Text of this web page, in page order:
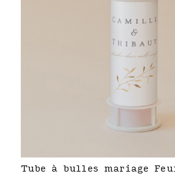
Tube à bulles mariage